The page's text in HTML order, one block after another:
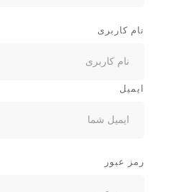
نام کاربری
ایمیل
رمز عبور